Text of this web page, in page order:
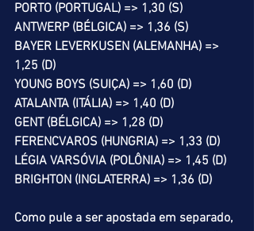
PORTO (PORTUGAL) => 1,30 (S)
ANTWERP (BÉLGICA) => 1,36 (S)
BAYER LEVERKUSEN (ALEMANHA) =>
1,25 (D)
YOUNG BOYS (SUIÇA) => 1,60 (D)
ATALANTA (ITÁLIA) => 1,40 (D)
GENT (BÉLGICA) => 1,28 (D)
FERENCVAROS (HUNGRIA) => 1,33 (D)
LÉGIA VARSÓVIA (POLÔNIA) => 1,45 (D)
BRIGHTON (INGLATERRA) => 1,36 (D)
Como pule a ser apostada em separado,